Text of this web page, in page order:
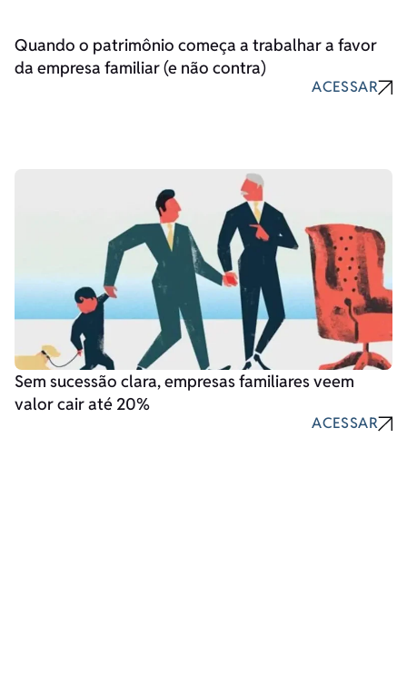
Quando o patrimônio começa a trabalhar a favor
da empresa familiar (e não contra)
ACESSAR
Sem sucessão clara, empresas familiares veem
valor cair até 20%
ACESSAR